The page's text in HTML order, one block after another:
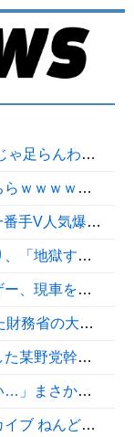
ろ！」→結果ｗｗｗ
ｗｗｗｗｗｗ
何も変わらない……
撃を受ける人が続出中他
に予定を合わせた結果……
ずのないポストに送られ……
業を達成してしまい……
慣を暴露ｗｗｗ
ウカ(再販)」ほか【発売日決定】